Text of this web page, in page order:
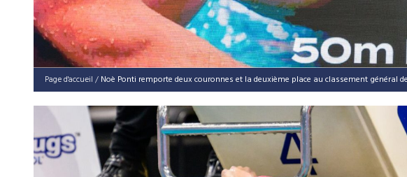
Page d'accueil / Noè Ponti remporte deux couronnes et la deuxième place au classement général